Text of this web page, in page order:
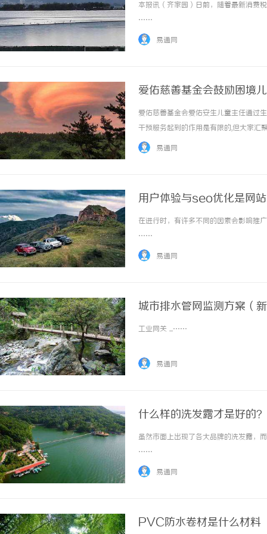
本报讯（齐家园）日前，随着最新消费
……
易通网
爱佑慈善基金会鼓励困境
爱佑慈善基金会爱佑安生儿童主任通过
干预服务起到的作用是有限的,但大家汇
的困难时刻,鼓励孩子们即使脚踏泥泞也
易通网
用户体验与seo优化是网
在进行时，有许多不同的因素会影响推
……
易通网
城市排水管网监测方案（
工业网关 ...……
易通网
什么样的洗发露才是好的？
虽然市面上出现了各大品牌的洗发露，
……
易通网
PVC防水卷材是什么材料